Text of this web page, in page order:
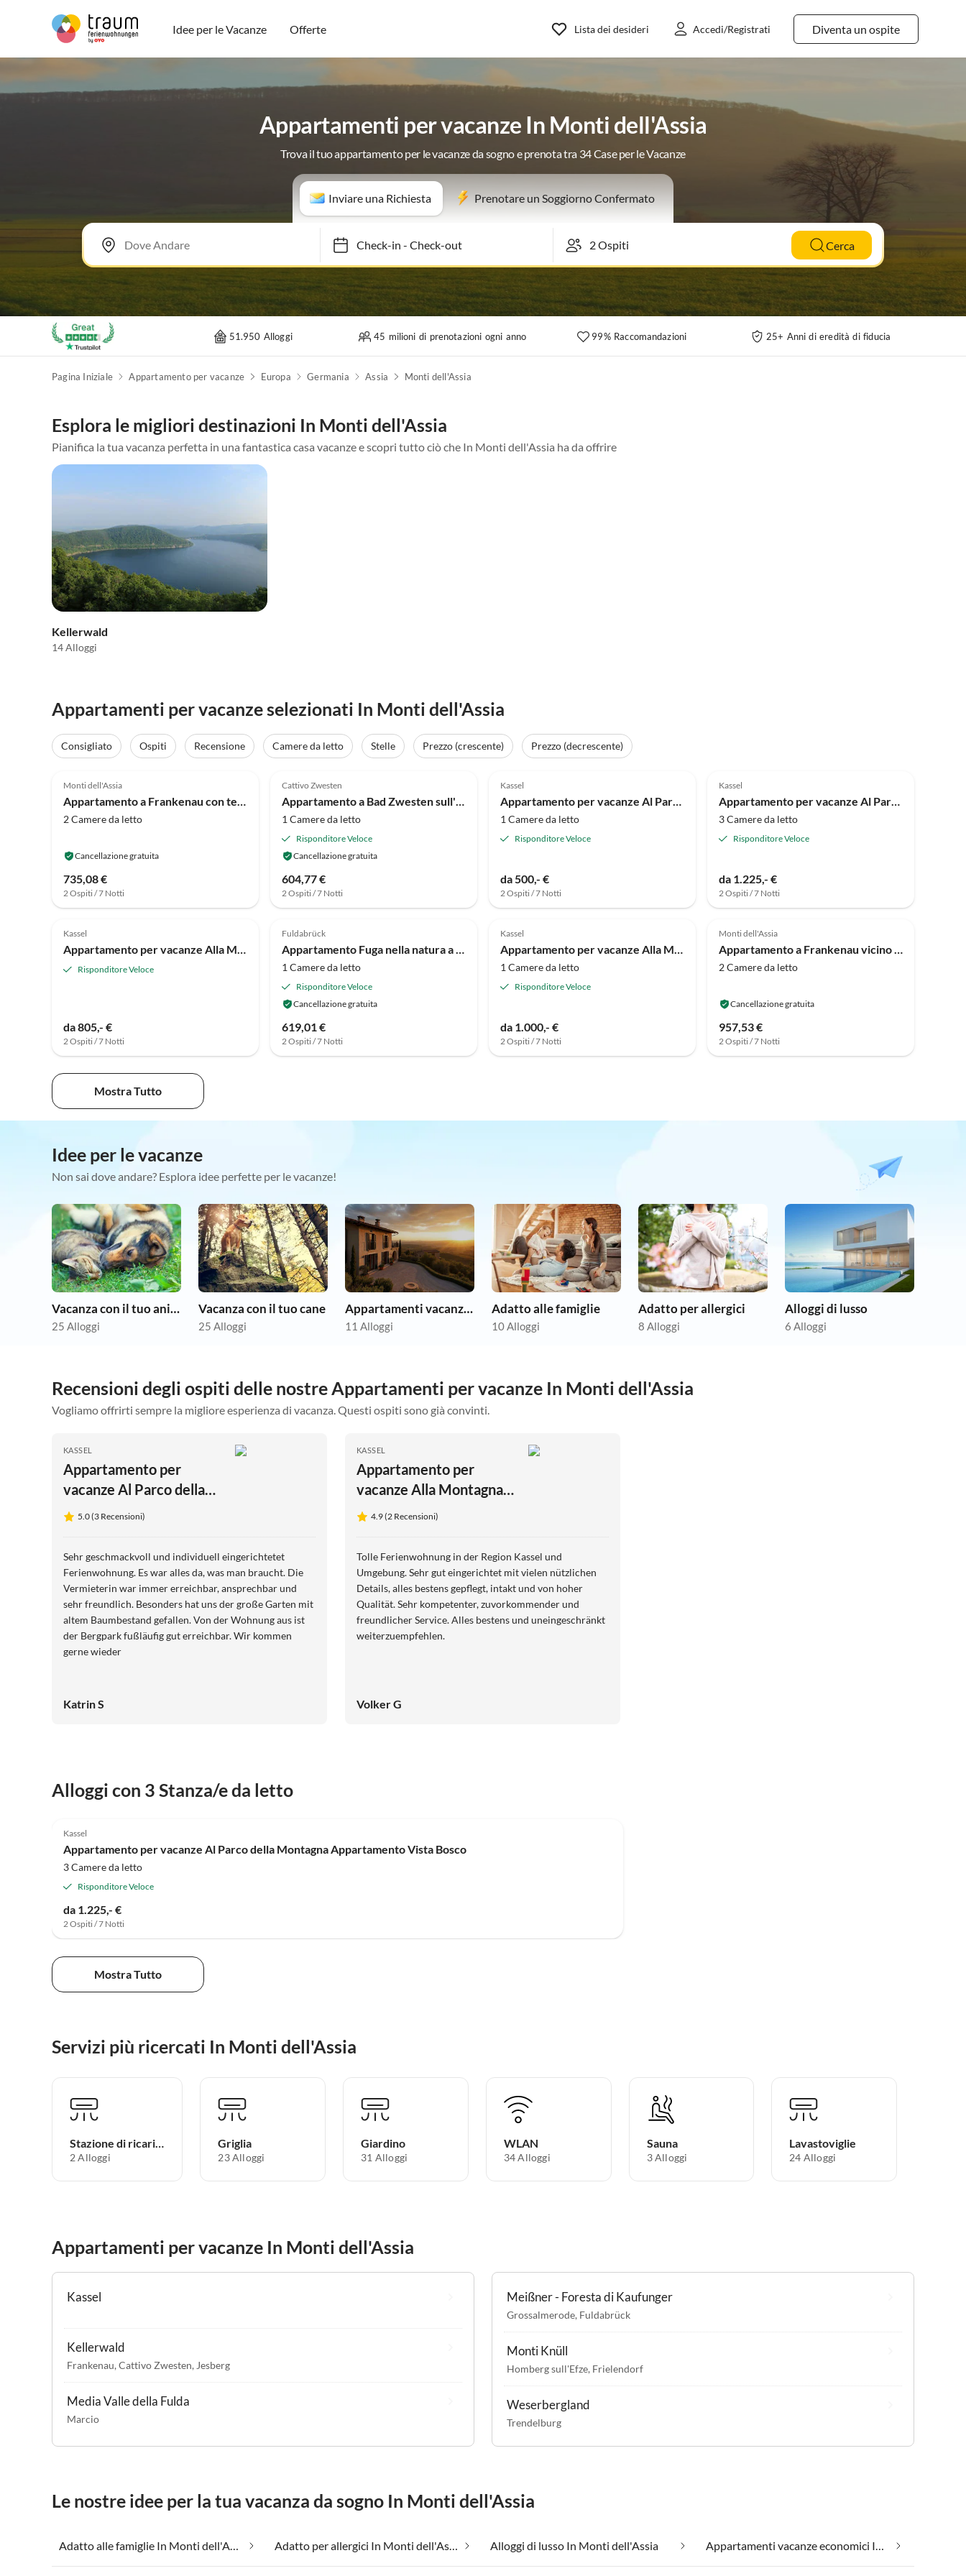
Idee per le Vacanze Offerte Diventa un ospite
Lista dei desideri Accedi/Registrati
Appartamenti per vacanze In Monti dell'Assia
Trova il tuo appartamento per le vacanze da sogno e prenota tra 34 Case per le Vacanze
Inviare una Richiesta Prenotare un Soggiorno Confermato
Check-in- Check-out Cerca
51.950 Alloggi 45 milioni di prenotazioni ogni anno 99% Raccomandazioni 25+ Anni di eredità di fiducia
Pagina Iniziale Appartamento per vacanze Europa Germania Assia Monti dell'Assia
Esplora le migliori destinazioni In Monti dell'Assia
Pianifica la tua vacanza perfetta in una fantastica casa vacanze e scopri tutto ciò che In Monti dell'Assia ha da offrire
Kellerwald
14 Alloggi
Appartamenti per vacanze selezionati In Monti dell'Assia
Consigliato Ospiti Recensione Camere da letto Stelle Prezzo (crescente)
Prezzo (decrescente)
Monti dell'Assia
Appartamento a Frankenau con terrazza
2 Camere da letto
Cancellazione gratuita
735,08 €
2 Ospiti / 7 Notti
Cattivo Zwesten
Appartamento a Bad Zwesten sull'Edersee
1 Camere da letto
Risponditore Veloce
Cancellazione gratuita
604,77 €
2 Ospiti / 7 Notti
Kassel
Appartamento per vacanze Al Parco della Montagna Appartamento Ercole
1 Camere da letto
Risponditore Veloce
da 500,- €
2 Ospiti / 7 Notti
Kassel
Appartamento per vacanze Al Parco della Montagna Appartamento Vista Bosco
3 Camere da letto
Risponditore Veloce
da 1.225,- €
2 Ospiti / 7 Notti
Alto
4.9 (2)
Kassel
Appartamento per vacanze Alla Montagna Appartamento Löwenburg
Risponditore Veloce
da 805,- €
2 Ospiti / 7 Notti
1.5 (2)
Fuldabrück
Appartamento Fuga nella natura a Fuldabruck
1 Camere da letto
Risponditore Veloce
Cancellazione gratuita
619,01 €
2 Ospiti / 7 Notti
Alto
5.0 (1)
Kassel
Appartamento per vacanze Alla Montagna Appartamento Cascata
1 Camere da letto
Risponditore Veloce
da 1.000,- €
2 Ospiti / 7 Notti
Monti dell'Assia
Appartamento a Frankenau vicino alle piste da sci
2 Camere da letto
Cancellazione gratuita
957,53 €
2 Ospiti / 7 Notti
Mostra Tutto
Idee per le vacanze
Non sai dove andare? Esplora idee perfette per le vacanze!
Vacanza con il tuo animale domestico
25 Alloggi
Vacanza con il tuo cane
25 Alloggi
Appartamenti vacanze economici
11 Alloggi
Adatto alle famiglie
10 Alloggi
Adatto per allergici
8 Alloggi
Alloggi di lusso
6 Alloggi
Recensioni degli ospiti delle nostre Appartamenti per vacanze In Monti dell'Assia
Vogliamo offrirti sempre la migliore esperienza di vacanza. Questi ospiti sono già convinti.
KASSEL
Appartamento per
vacanze Al Parco della
Montagna
5.0 (3 Recensioni)
Sehr geschmackvoll und individuell eingerichtetet
Ferienwohnung. Es war alles da, was man braucht. Die
Vermieterin war immer erreichbar, ansprechbar und
sehr freundlich. Besonders hat uns der große Garten mit
altem Baumbestand gefallen. Von der Wohnung aus ist
der Bergpark fußläufig gut erreichbar. Wir kommen
gerne wieder
Katrin S
KASSEL
Appartamento per
vacanze Alla Montagna
Appartamento
4.9 (2 Recensioni)
Tolle Ferienwohnung in der Region Kassel und
Umgebung. Sehr gut eingerichtet mit vielen nützlichen
Details, alles bestens gepflegt, intakt und von hoher
Qualität. Sehr kompetenter, zuvorkommender und
freundlicher Service. Alles bestens und uneingeschränkt
weiterzuempfehlen.
Volker G
Alloggi con 3 Stanza/e da letto
Kassel
Appartamento per vacanze Al Parco della Montagna Appartamento Vista Bosco
3 Camere da letto
Risponditore Veloce
da 1.225,- €
2 Ospiti / 7 Notti
Mostra Tutto
Servizi più ricercati In Monti dell'Assia
Stazione di ricarica per auto elettriche
2 Alloggi
Griglia
23 Alloggi
Giardino
31 Alloggi
WLAN
34 Alloggi
Sauna
3 Alloggi
Lavastoviglie
24 Alloggi
Appartamenti per vacanze In Monti dell'Assia
Kassel
Kellerwald
Frankenau, Cattivo Zwesten, Jesberg
Media Valle della Fulda
Marcio
Meißner - Foresta di Kaufunger
Grossalmerode, Fuldabrück
Monti Knüll
Homberg sull'Efze, Frielendorf
Weserbergland
Trendelburg
Le nostre idee per la tua vacanza da sogno In Monti dell'Assia
Adatto alle famiglie In Monti dell'Assia Adatto per allergici In Monti dell'Assia Alloggi di lusso In Monti dell'Assia Appartamenti vacanze economici In Monti dell'Assia